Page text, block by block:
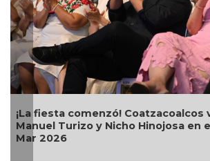
¡La fiesta comenzó! Coatzacoalcos
Manuel Turizo y Nicho Hinojosa en
Mar 2026